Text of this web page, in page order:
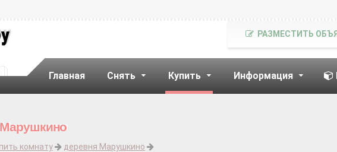
Главная Снять Купить Информация
РАЗМЕСТИТЬ
Марушкино
комнату деревня Марушкино